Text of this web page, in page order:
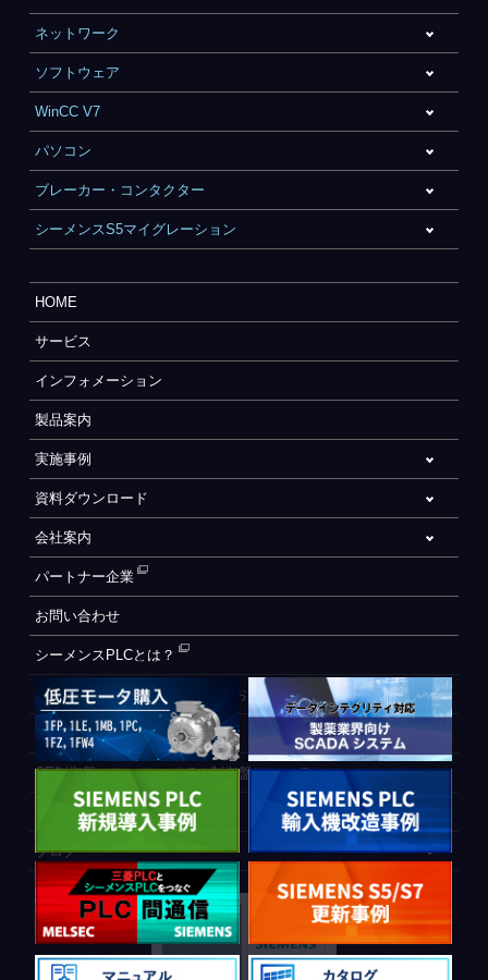
ネットワーク
ソフトウェア
WinCC V7
パソコン
ブレーカー・コンタクター
シーメンスS5マイグレーション
HOME
サービス
インフォメーション
製品案内
実施事例
資料ダウンロード
会社案内
パートナー企業
お問い合わせ
シーメンスPLCとは？
自動化設備をご検討されているお客様へ
WEB会員登録フォーム
CE制御盤（ヨーロッパでの制御盤について）
PLC間通信
ブログ